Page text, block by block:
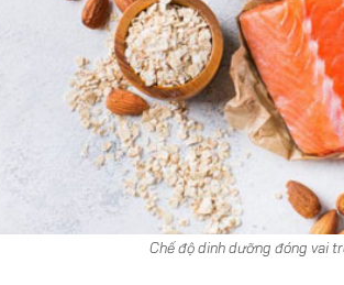
Chế độ dinh dưỡng đóng vai